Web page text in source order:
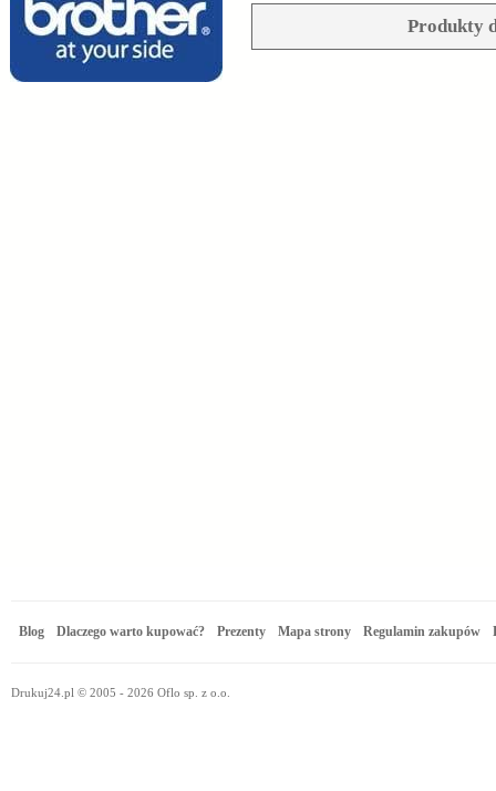
Produkty
Blog Dlaczego warto kupować? Prezenty Mapa strony Regulamin zakupów
Drukuj24.pl © 2005 - 2026 Oflo sp. z o.o.